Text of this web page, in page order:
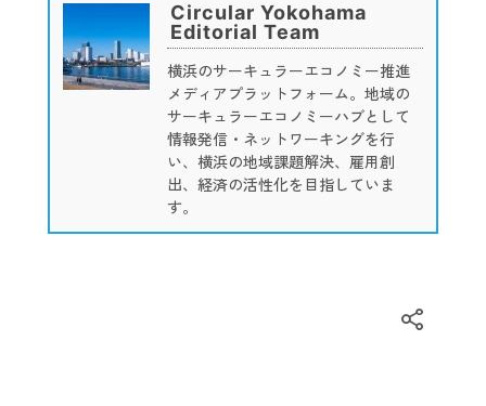
Circular Yokohama
Editorial Team
横浜のサーキュラーエコノミー推進
メディアプラットフォーム。地域の
サーキュラーエコノミーハブとして
情報発信・ネットワーキングを行
い、横浜の地域課題解決、雇用創
出、経済の活性化を目指していま
す。